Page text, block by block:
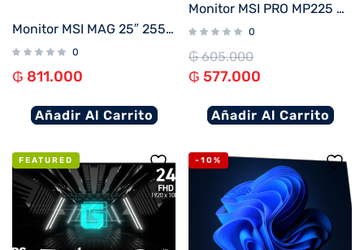
Monitor MSI MAG 25″ 255F E20 IPS 200HZ
0
₲ 811.000
Añadir Al Carrito
Monitor MSI PRO MP225 E12VL 21.5″ FHD/100Hz/1ms
0
₲605.000
₲ 577.000
Añadir Al Carrito
FEATURED -10%